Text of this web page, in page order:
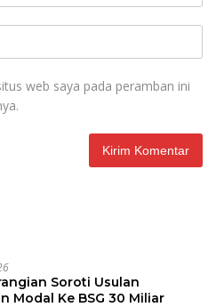
web saya pada peramban ini
Soroti Usulan
Modal Ke BSG 30 Miliar